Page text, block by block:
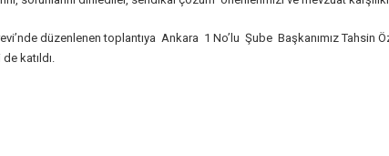
düzenlenen toplantıya Ankara 1 No’lu Şube Başkanımız
katıldı.